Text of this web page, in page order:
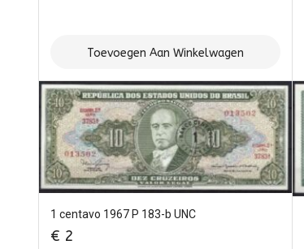
Toevoegen Aan Winkelwagen
1 centavo 1967 P 183-b UNC
€ 2